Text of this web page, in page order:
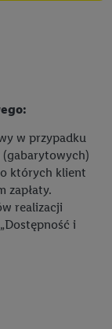
w przypadku
których klient
zapłaty.
realizacji
i
e-mail
możemy
poniżej opisany
użytkownika
i wyświetlać
jeden z innych